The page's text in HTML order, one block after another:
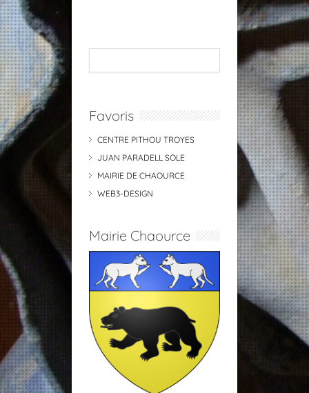
Favoris
CENTRE PITHOU TROYES
JUAN PARADELL SOLE
MAIRIE DE CHAOURCE
WEB3-DESIGN
Mairie Chaource